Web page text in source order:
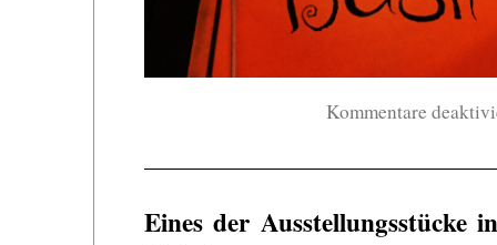
Kommentare
Eines der Ausstellungsstücke